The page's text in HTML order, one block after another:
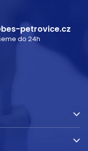
bes-petrovice.cz
do 24h